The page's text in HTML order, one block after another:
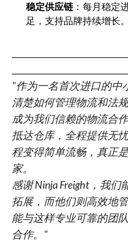
稳定供应链 ：每月稳定
足，支持品牌持续增长。
"作为一名首次进口的中
清楚如何管理物流和法
成为我们信赖的物流合
抵达仓库，全程提供无
程变得简单流畅，真正
家。
感谢 Ninja Freight，我
拓展，而他们则高效地
能与这样专业可靠的团
合作。"